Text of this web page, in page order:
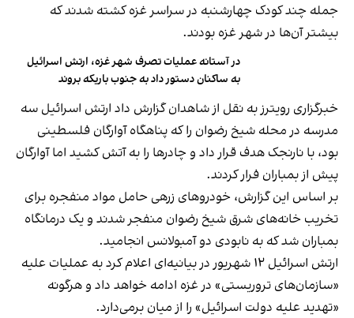
جمله چند کودک چهارشنبه در سراسر غزه کشته شدند که
بیشتر آن‌ها در شهر غزه بودند.
در آستانه عملیات تصرف شهر غزه، ارتش اسرائیل
به ساکنان دستور داد به جنوب باریکه بروند
خبرگزاری رویترز به نقل از شاهدان گزارش داد ارتش اسرائیل سه
مدرسه در محله شیخ رضوان را که پناهگاه آوارگان فلسطینی
بود، با نارنجک هدف قرار داد و چادرها را به آتش کشید اما آوارگان
پیش از بمباران فرار کردند.
بر اساس این گزارش، خودروهای زرهی حامل مواد منفجره برای
تخریب خانه‌های شرق شیخ رضوان منفجر شدند و یک درمانگاه
بمباران شد که به نابودی دو آمبولانس انجامید.
ارتش اسرائیل ۱۲ شهریور در بیانیه‌ای اعلام کرد به عملیات علیه
«سازمان‌های تروریستی» در غزه ادامه خواهد داد و هرگونه
«تهدید علیه دولت اسرائیل» را از میان برمی‌دارد.